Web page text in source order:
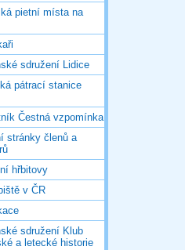
pietní místa na
sdružení Lidice
pátrací stanice
Čestná vzpomínka
stránky členů a
hřbitovy
v ČR
sdružení Klub
a letecké historie